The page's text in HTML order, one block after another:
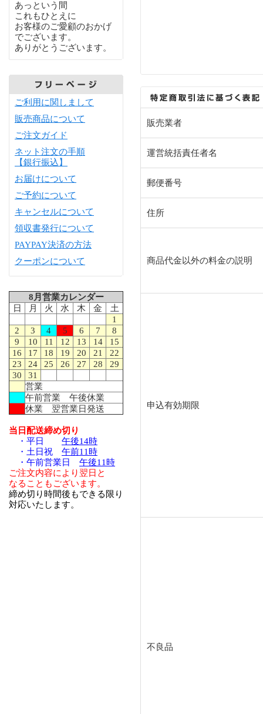
あっという間
これもひとえに
お客様のご愛顧のおかげ
でございます。
ありがとうございます。
ご利用に関しまして
販売商品について
ご注文ガイド
ネット注文の手順
【銀行振込】
お届けについて
ご予約について
キャンセルについて
領収書発行について
PAYPAY決済の方法
クーポンについて
8月営業カレンダー
日
月 火 水 木 金
土
1
2
3 4 5 6 7
8
9
10 11 12 13 14
15
16
17 18 19 20 21
22
23
24 25 26 27 28
29
30
31
営業
午前営業 午後休業
休業 翌営業日発送
当日配送締め切り
・平日 午後14時
・土日祝 午前11時
・午前営業日 午後11時
ご注文内容により翌日と
なることもございます。
締め切り時間後もできる限り
対応いたします。
販売業者
運営統括責任者名
郵便番号
住所
商品代金以外の料金の説明
申込有効期限
不良品